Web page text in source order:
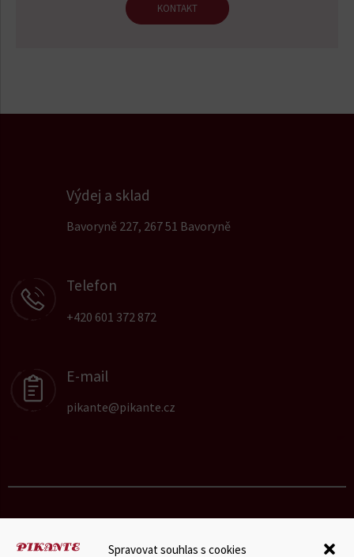
Spravovat souhlas s cookies
KONTAKT
Výdej a sklad
Bavoryně 227, 267 51 Bavoryně
Telefon
+420 601 372 872
E-mail
pikante@pikante.cz